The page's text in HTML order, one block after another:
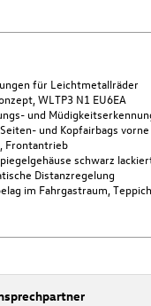
für Leichtmetallräder
WLTP3 N1 EU6EA
und
und Kopfairbags vorne
Frontantrieb
schwarz
Distanzregelung
im Fahrgastraum, Teppich